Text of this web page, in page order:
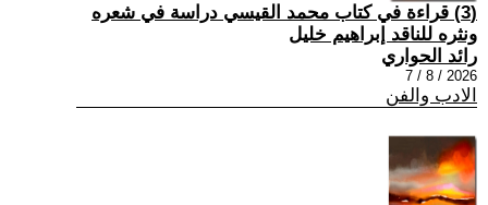
(3) قراءة في كتاب محمد القيسي دراسة في شعره
ونثره للناقد إبراهيم خليل
رائد الحواري
2026 / 8 / 7
الادب والفن